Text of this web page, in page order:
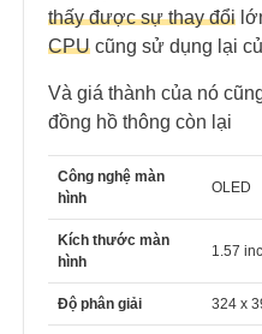
thấy được sự thay đổi
CPU cũng sử dụng lại
Và giá thành của nó
đồng hồ thông còn lại
Công nghệ màn
hình
OLED
Kích thước màn
hình
1.57
Độ phân giải 324 x